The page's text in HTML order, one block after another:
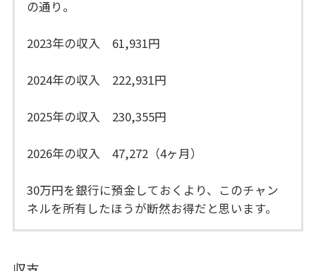
の通り。
2023年の収入 61,931円
2024年の収入 222,931円
2025年の収入 230,355円
2026年の収入 47,272（4ヶ月）
30万円を銀行に預金しておくより、このチャン
ネルを所有したほうが断然お得だと思います。